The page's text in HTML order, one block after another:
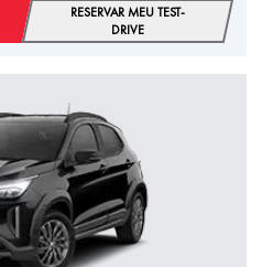
RESERVAR MEU TEST-
DRIVE